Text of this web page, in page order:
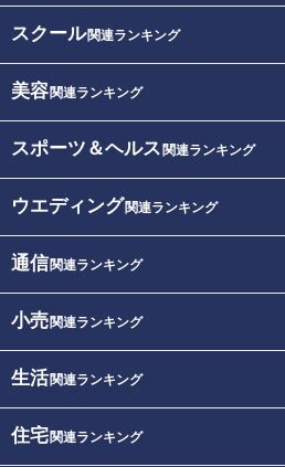
スクール関連ランキング
美容関連ランキング
スポーツ＆ヘルス 関連ランキング
ウエディング関連ランキング
通信関連ランキング
小売関連ランキング
生活関連ランキング
住宅関連ランキング